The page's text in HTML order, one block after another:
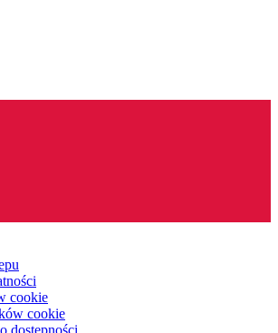
cookie
cookie
dostępności